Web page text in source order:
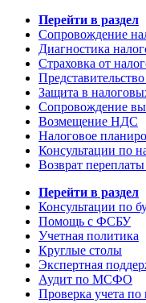
Перейти в раздел
Сопровождение
Диагностика
Страховка от
Защита в
Сопровождение
Возмещение НДС
Налоговое
Консультации по
Возврат
Перейти в раздел
Консультации по
Помощь с ФСБУ
Учетная политика
Круглые столы
Экспертная
Аудит по МСФО
Проверка учета по